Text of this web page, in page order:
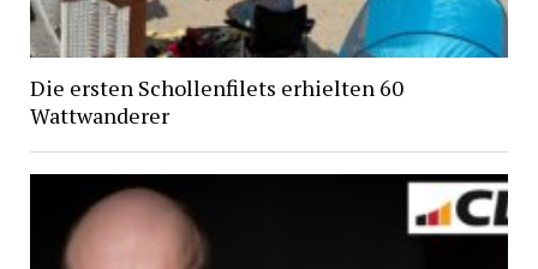
Die ersten Schollenfilets erhielten 60
Wattwanderer